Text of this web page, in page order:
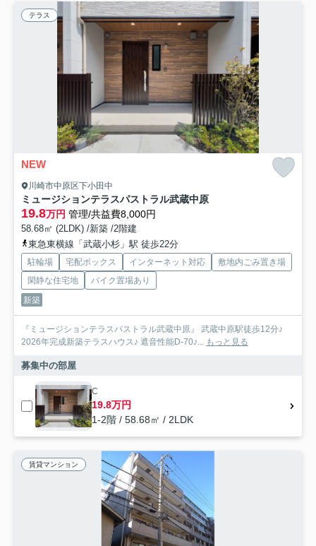
テラス
NEW
川崎市中原区下小田中
ミュージションテラスパストラル武蔵中原
19.8万円 管理/共益費8,000円
58.68㎡ (2LDK) /新築 /2階建
東急東横線「武蔵小杉」駅 徒歩22分
駐輪場 宅配ボックス インターネット対応
敷地内ごみ置き場
閑静な住宅地
バイク置場あり
新築
『ミュージションテラスパストラル武蔵中原』 武蔵中原駅徒歩12分♪
2026年完成新築テラスハウス♪ 遮音性能D-70♪... もっと見る
募集中の部屋
C
19.8万円
1-2階 / 58.68㎡ / 2LDK
賃貸マンション